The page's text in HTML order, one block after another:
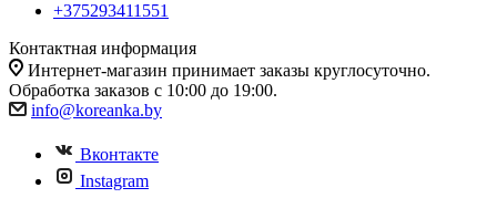
+375293411551
Контактная информация
Интернет-магазин принимает заказы круглосуточно.
Обработка заказов с 10:00 до 19:00.
info@koreanka.by
Вконтакте
Instagram